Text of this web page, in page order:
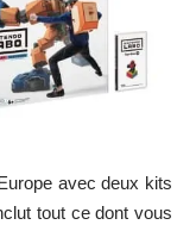
avec deux kits
tout ce dont vous